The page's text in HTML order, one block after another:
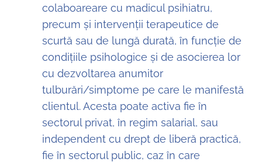
colaboareare cu madicul psihiatru,
precum și intervenții terapeutice de
scurtă sau de lungă durată, în funcție de
condițiile psihologice și de asocierea lor
cu dezvoltarea anumitor
tulburări/simptome pe care le manifestă
clientul. Acesta poate activa fie în
sectorul privat, în regim salarial, sau
independent cu drept de liberă practică,
fie în sectorul public, caz în care